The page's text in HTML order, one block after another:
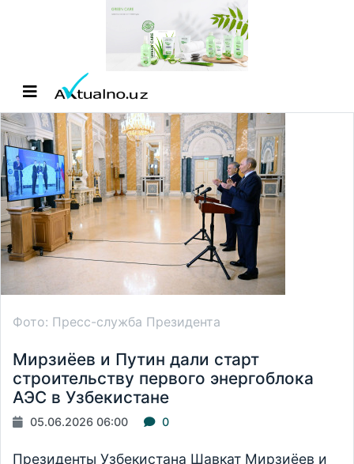
Фото: Пресс-служба Президента
Мирзиёев и Путин дали старт
строительству первого энергоблока
АЭС в Узбекистане
05.06.2026 06:00 0
Президенты Узбекистана Шавкат Мирзиёев и